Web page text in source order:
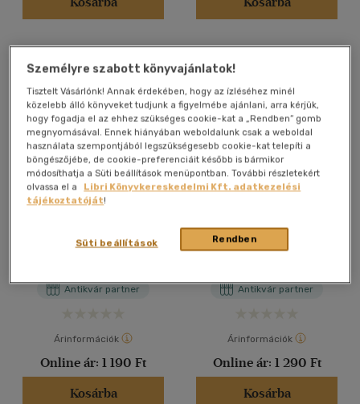
Antikvár partner
Árinformációk
Online ár: 1 190 Ft
Kosárba
Az ötödik Sally
Antikvár partner
Árinformációk
Online ár: 1 290 Ft
Kosárba
Személyre szabott könyvajánlatok!
Tisztelt Vásárlónk! Annak érdekében, hogy az ízléséhez minél
közelebb álló könyveket tudjunk a figyelmébe ajánlani, arra kérjük,
hogy fogadja el az ehhez szükséges cookie-kat a „Rendben” gomb
megnyomásával. Ennek hiányában weboldalunk csak a weboldal
használata szempontjából legszükségesebb cookie-kat telepíti a
böngészőjébe, de cookie-preferenciáit később is bármikor
módosíthatja a Süti beállítások menüpontban. További részletekért
olvassa el a
Libri Könyvkereskedelmi Kft. adatkezelési
tájékoztatóját!
Rendben
Süti beállítások